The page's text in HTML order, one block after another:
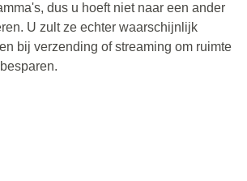
dus u hoeft niet naar een ander
U zult ze echter waarschijnlijk
bij verzending of streaming om ruimte